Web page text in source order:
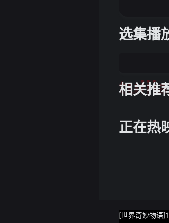
选集播
相关推
正在热
[世界奇妙物语